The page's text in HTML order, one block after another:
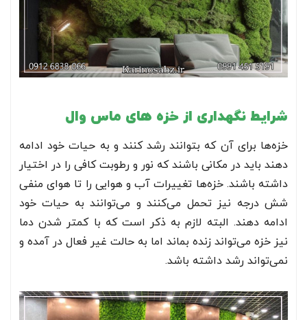
شرایط نگهداری از خزه های ماس وال
خزه‌ها برای آن که بتوانند رشد کنند و به حیات خود ادامه
دهند باید در مکانی باشند که نور و رطوبت کافی را در اختیار
داشته باشند. خزه‌ها تغییرات آب و هوایی را تا هوای منفی
شش درجه نیز تحمل می‌کنند و می‌توانند به حیات خود
ادامه دهند. البته لازم به ذکر است که با کمتر شدن دما
نیز خزه می‌تواند زنده بماند اما به حالت غیر فعال در آمده و
نمی‌تواند رشد داشته باشد.